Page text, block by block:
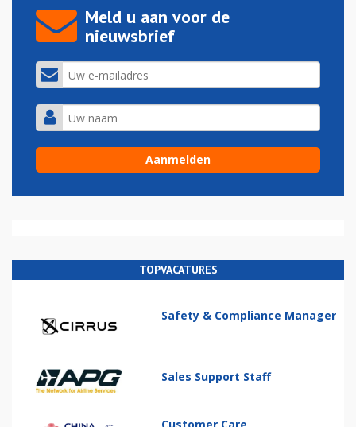
Meld u aan voor de
nieuwsbrief
TOPVACATURES
Safety & Compliance Manager
Sales Support Staff
Customer Care